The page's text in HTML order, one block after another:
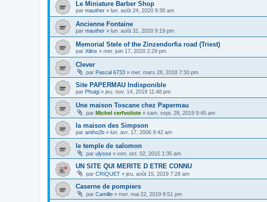
Le Miniature Barber Shop
par mauther » lun. août 24, 2020 9:38 am
Ancienne Fontaine
par mauther » lun. août 31, 2020 9:19 pm
Memorial Stele of the Zinzendorfia road (Triest)
par Xilinx » mer. juin 17, 2020 2:29 pm
Clever
par Pascal 6733 » mer. mars 28, 2018 7:30 pm
Site PAPERMAU Indisponible
par Phuigi » jeu. nov. 14, 2019 11:48 pm
Une maison Toscane chez Papermau
par Michel cerfvoliste » sam. sept. 28, 2019 9:45 am
la maison des Simpson
par antho2b » lun. avr. 17, 2006 9:42 am
le temple de salomon
par ulysse » ven. oct. 02, 2015 1:35 am
UN SITE QUI MERITE D ETRE CONNU
par CRIQUET » jeu. août 15, 2019 7:28 am
Caserne de pompiers
par Camille » mer. mai 22, 2019 8:51 pm